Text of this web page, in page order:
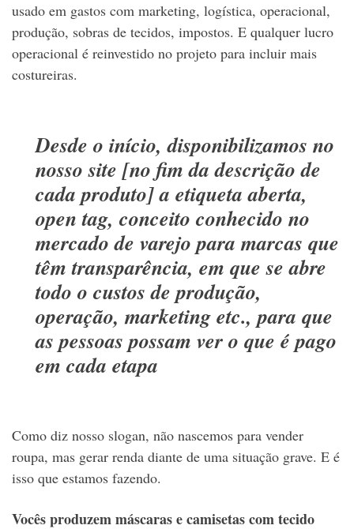
usado em gastos com marketing, logística, operacional,
produção, sobras de tecidos, impostos. E qualquer lucro
operacional é reinvestido no projeto para incluir mais
costureiras.
Desde o início, disponibilizamos no
nosso site [no fim da descrição de
cada produto] a etiqueta aberta,
open tag, conceito conhecido no
mercado de varejo para marcas que
têm transparência, em que se abre
todo o custos de produção,
operação, marketing etc., para que
as pessoas possam ver o que é pago
em cada etapa
Como diz nosso slogan, não nascemos para vender
roupa, mas gerar renda diante de uma situação grave. E é
isso que estamos fazendo.
Vocês produzem máscaras e camisetas com tecido